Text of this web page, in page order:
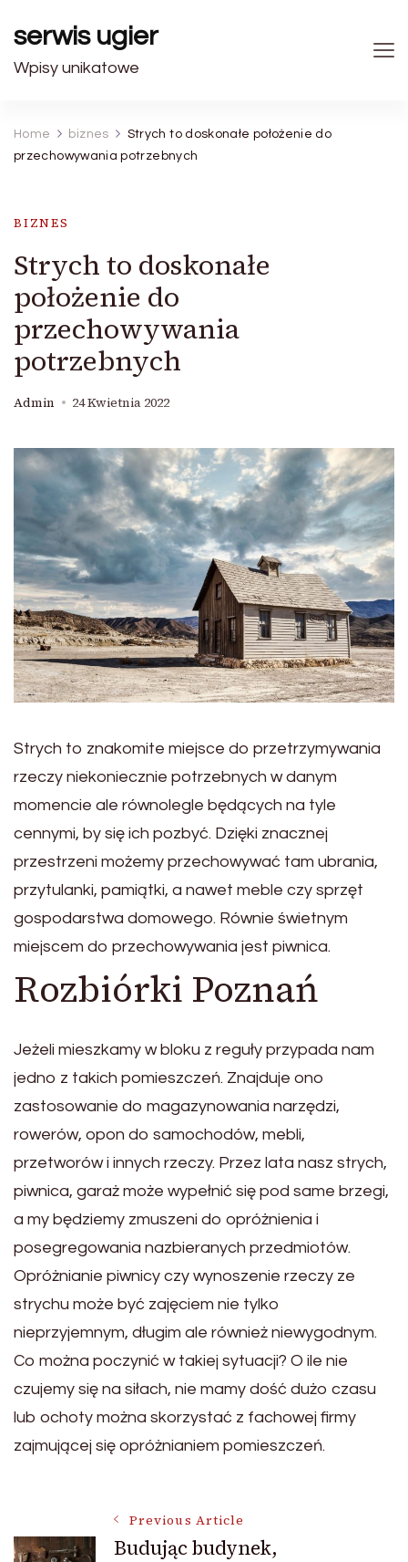
serwis ugier
Wpisy unikatowe
Home biznes
Strych to doskonałe położenie do
przechowywania potrzebnych
BIZNES
Strych to doskonałe
położenie do
przechowywania
potrzebnych
Admin 24 Kwietnia 2022
Strych to znakomite miejsce do przetrzymywania
rzeczy niekoniecznie potrzebnych w danym
momencie ale równolegle będących na tyle
cennymi, by się ich pozbyć. Dzięki znacznej
przestrzeni możemy przechowywać tam ubrania,
przytulanki, pamiątki, a nawet meble czy sprzęt
gospodarstwa domowego. Równie świetnym
miejscem do przechowywania jest piwnica.
Rozbiórki Poznań
Jeżeli mieszkamy w bloku z reguły przypada nam
jedno z takich pomieszczeń. Znajduje ono
zastosowanie do magazynowania narzędzi,
rowerów, opon do samochodów, mebli,
przetworów i innych rzeczy. Przez lata nasz strych,
piwnica, garaż może wypełnić się pod same brzegi,
a my będziemy zmuszeni do opróżnienia i
posegregowania nazbieranych przedmiotów.
Opróżnianie piwnicy czy wynoszenie rzeczy ze
strychu może być zajęciem nie tylko
nieprzyjemnym, długim ale również niewygodnym.
Co można poczynić w takiej sytuacji? O ile nie
czujemy się na siłach, nie mamy dość dużo czasu
lub ochoty można skorzystać z fachowej firmy
zajmującej się opróżnianiem pomieszczeń.
Post
Previous Article
Budując budynek,